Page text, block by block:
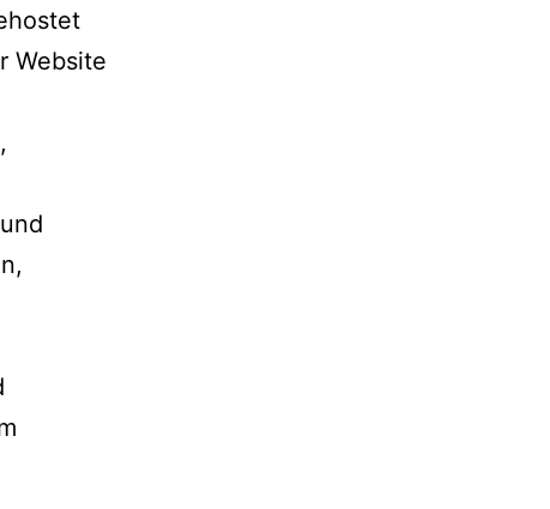
Website